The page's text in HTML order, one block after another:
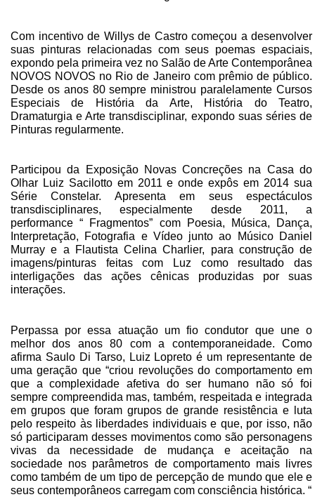
Com incentivo de Willys de Castro começou a desenvolver
suas pinturas relacionadas com seus poemas espaciais,
expondo pela primeira vez no Salão de Arte Contemporânea
NOVOS NOVOS no Rio de Janeiro com prêmio de público.
Desde os anos 80 sempre ministrou paralelamente Cursos
Especiais de História da Arte, História do Teatro,
Dramaturgia e Arte transdisciplinar, expondo suas séries de
Pinturas regularmente.
Participou da Exposição Novas Concreções na Casa do
Olhar Luiz Sacilotto em 2011 e onde expôs em 2014 sua
Série Constelar. Apresenta em seus espectáculos
transdisciplinares, especialmente desde 2011, a
performance “ Fragmentos” com Poesia, Música, Dança,
Interpretação, Fotografia e Vídeo junto ao Músico Daniel
Murray e a Flautista Celina Charlier, para construção de
imagens/pinturas feitas com Luz como resultado das
interligações das ações cênicas produzidas por suas
interações.
Perpassa por essa atuação um fio condutor que une o
melhor dos anos 80 com a contemporaneidade. Como
afirma Saulo Di Tarso, Luiz Lopreto é um representante de
uma geração que “criou revoluções do comportamento em
que a complexidade afetiva do ser humano não só foi
sempre compreendida mas, também, respeitada e integrada
em grupos que foram grupos de grande resistência e luta
pelo respeito às liberdades individuais e que, por isso, não
só participaram desses movimentos como são personagens
vivas da necessidade de mudança e aceitação na
sociedade nos parâmetros de comportamento mais livres
como também de um tipo de percepção de mundo que ele e
seus contemporâneos carregam com consciência histórica. “